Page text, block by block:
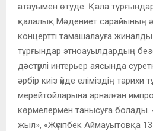
атауымен өтуде. Қала
қалалық Мәдениет сарайының
концертті тамашалауға
тұрғындар этноауылдардың
дәстүрлі интерьер аясында
әрбір киіз үйде еліміздің тарихи
мерейтойларына арналған
көрмелермен танысуға болады.
жыл», «Жүсіпбек Аймауытовқа